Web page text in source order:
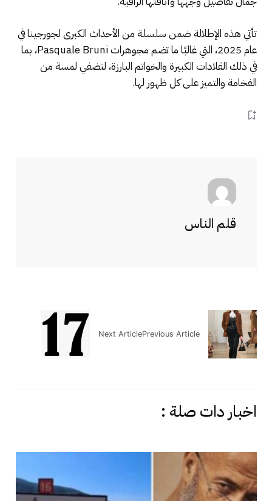
تأتي هذه الإطلالة ضمن سلسلة من الأحداث الكبرى لجورجينا في
عام 2025، التي غالبًا ما تضم مجوهرات Pasquale Bruni، بما
في ذلك القلادات الكبيرة والخواتم البارزة، لتضفي لمسة من
الفخامة والتميز على كل ظهور لها.
قلم الناس
Previous Article
Next Article
اخبار دات صلة :